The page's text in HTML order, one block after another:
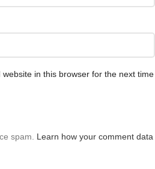
in this browser for the next time
spam. Learn how your comment data